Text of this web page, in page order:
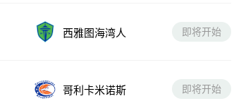
西雅图海湾人 即将开始
哥利卡米诺斯 即将开始